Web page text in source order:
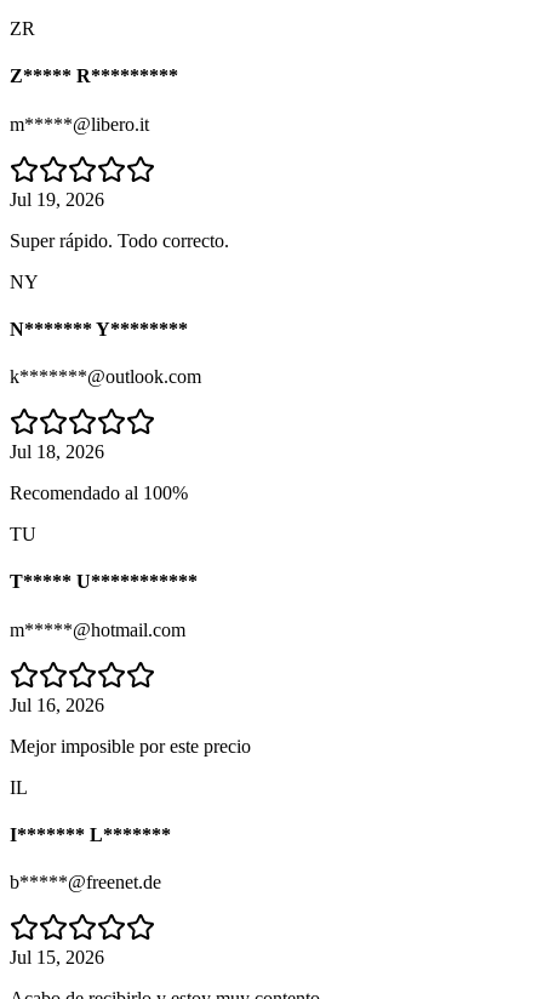
ZR
Z***** R*********
m*****@libero.it
Jul 19, 2026
Super rápido. Todo correcto.
NY
N******* Y********
k*******@outlook.com
Jul 18, 2026
Recomendado al 100%
TU
T***** U***********
m*****@hotmail.com
Jul 16, 2026
Mejor imposible por este precio
IL
I******* L*******
b*****@freenet.de
Jul 15, 2026